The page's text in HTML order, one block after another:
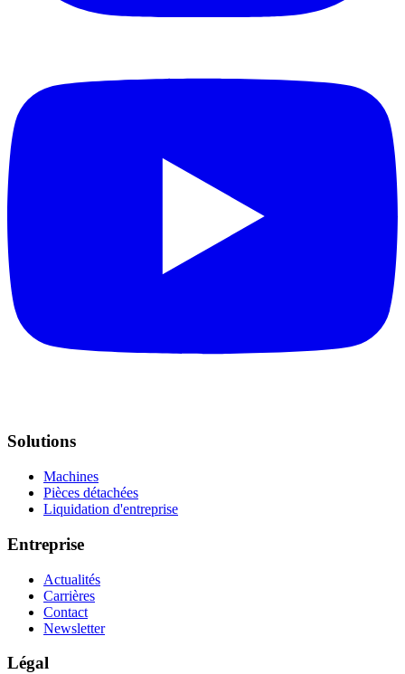
Solutions
Machines
Pièces détachées
Liquidation d'entreprise
Entreprise
Actualités
Carrières
Contact
Newsletter
Légal